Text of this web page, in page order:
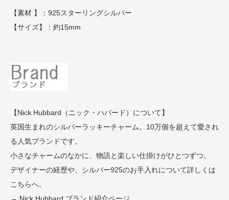
【素材 】：925スターリングシルバー
【サイズ】：約15mm
【Nick Hubbard（ニック・ハバード）について】
英国生まれのシルバーラッキーチャーム。10万個を超えて愛され
る人気ブランドです。
小さなチャームのなかに、物語と楽しい仕掛けがひとつずつ。
デザイナーの経歴や、シルバー925のお手入れについて詳しくは
こちらへ。